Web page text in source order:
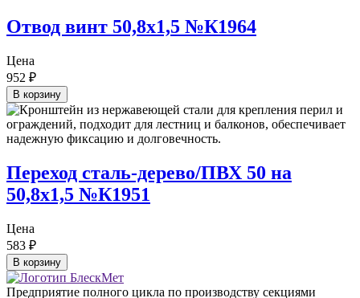
Отвод винт 50,8х1,5 №К1964
Цена
952 ₽
В корзину
Переход сталь-дерево/ПВХ 50 на
50,8х1,5 №К1951
Цена
583 ₽
В корзину
Предприятие полного цикла по производству секциями